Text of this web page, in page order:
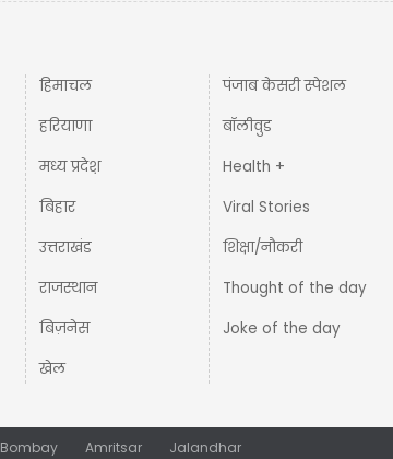
हिमाचल
हरियाणा
मध्य प्रदेश़
बिहार
उत्तराखंड
राजस्थान
बिज़नेस
खेल
पंजाब केसरी स्पेशल
बॉलीवुड
Health +
Viral Stories
शिक्षा/नौकरी
Thought of the day
Joke of the day
Bombay Amritsar Jalandhar